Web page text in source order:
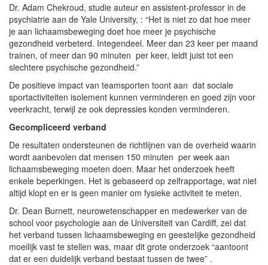
Dr. Adam Chekroud, studie auteur en assistent-professor in de
psychiatrie aan de Yale University, : “Het is niet zo dat hoe meer
je aan lichaamsbeweging doet hoe meer je psychische
gezondheid verbeterd. Integendeel. Meer dan 23 keer per maand
trainen, of meer dan 90 minuten per keer, leidt juist tot een
slechtere psychische gezondheid.”
De positieve impact van teamsporten toont aan dat sociale
sportactiviteiten isolement kunnen verminderen en goed zijn voor
veerkracht, terwijl ze ook depressies konden verminderen.
Gecompliceerd verband
De resultaten ondersteunen de richtlijnen van de overheid waarin
wordt aanbevolen dat mensen 150 minuten per week aan
lichaamsbeweging moeten doen. Maar het onderzoek heeft
enkele beperkingen. Het is gebaseerd op zelfrapportage, wat niet
altijd klopt en er is geen manier om fysieke activiteit te meten.
Dr. Dean Burnett, neurowetenschapper en medewerker van de
school voor psychologie aan de Universiteit van Cardiff, zei dat
het verband tussen lichaamsbeweging en geestelijke gezondheid
moeilijk vast te stellen was, maar dit grote onderzoek “aantoont
dat er een duidelijk verband bestaat tussen de twee” .